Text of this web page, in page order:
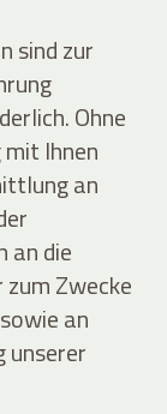
sind zur
Ohne
Ihnen
an
an die
Zwecke
an
unserer